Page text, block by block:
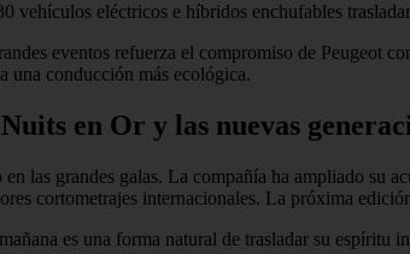
vehículos eléctricos e híbridos enchufables
eventos refuerza el compromiso de Peugeot
una conducción más ecológica.
en Or y las nuevas
en las grandes galas. La compañía ha ampliado
cortometrajes internacionales. La próxima
es una forma natural de trasladar su